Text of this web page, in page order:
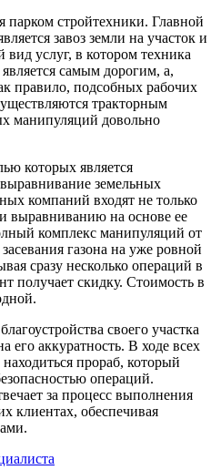
стройтехники. Главной
завоз земли на участок и
услуг, в котором техника
самым дорогим, а,
правило, подсобных рабочих
тракторным
манипуляций довольно
которых является
земельных
компаний входят не только
выравниванию на основе ее
комплекс манипуляций от
газона на уже ровной
сразу несколько операций в
получает скидку. Стоимость в
своего участка
его аккуратность. В ходе всех
прораб, который
операций.
за процесс выполнения
клиентах, обеспечивая